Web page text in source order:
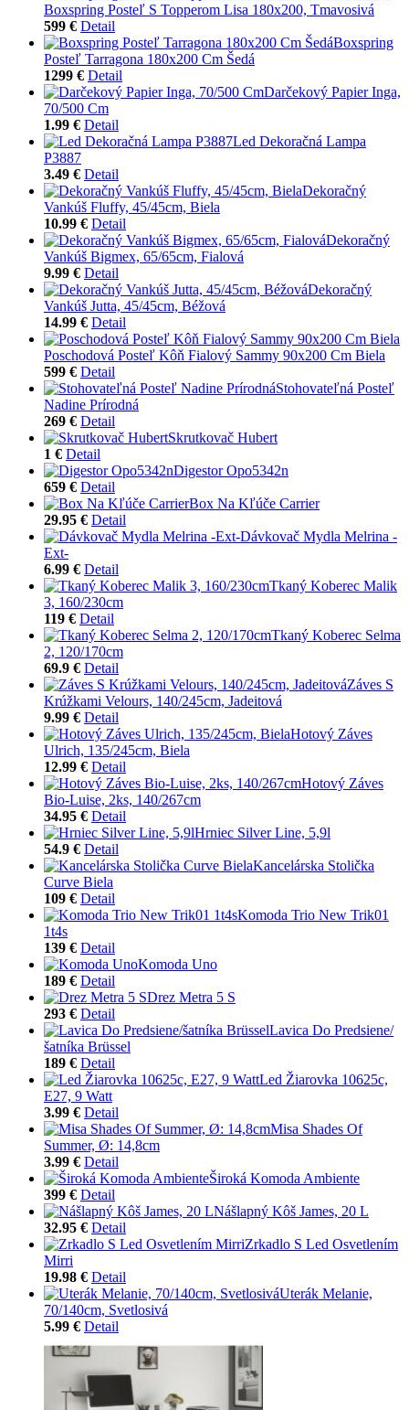
Boxspring Posteľ S Topperom Lisa 180x200, Tmavosivá
599 € Detail
Boxspring
Posteľ Tarragona 180x200 Cm Šedá
1299 € Detail
Darčekový Papier Inga,
70/500 Cm
1.99 € Detail
Led Dekoračná Lampa
P3887
3.49 € Detail
Dekoračný
Vankúš Fluffy, 45/45cm, Biela
10.99 € Detail
Dekoračný
Vankúš Bigmex, 65/65cm, Fialová
9.99 € Detail
Dekoračný
Vankúš Jutta, 45/45cm, Béžová
14.99 € Detail
Poschodová Posteľ Kôň Fialový Sammy 90x200 Cm Biela
599 € Detail
Stohovateľná Posteľ
Nadine Prírodná
269 € Detail
Skrutkovač Hubert
1 € Detail
Digestor Opo5342n
659 € Detail
Box Na Kľúče Carrier
29.95 € Detail
Dávkovač Mydla Melrina -
Ext-
6.99 € Detail
Tkaný Koberec Malik
3, 160/230cm
119 € Detail
Tkaný Koberec Selma
2, 120/170cm
69.9 € Detail
Záves S
Krúžkami Velours, 140/245cm, Jadeitová
9.99 € Detail
Hotový Záves
Ulrich, 135/245cm, Biela
12.99 € Detail
Hotový Záves
Bio-Luise, 2ks, 140/267cm
34.95 € Detail
Hrniec Silver Line, 5,9l
54.9 € Detail
Kancelárska Stolička
Curve Biela
109 € Detail
Komoda Trio New Trik01
1t4s
139 € Detail
Komoda Uno
189 € Detail
Drez Metra 5 S
293 € Detail
Lavica Do Predsiene/
šatníka Brüssel
189 € Detail
Led Žiarovka 10625c,
E27, 9 Watt
3.99 € Detail
Misa Shades Of
Summer, Ø: 14,8cm
3.99 € Detail
Široká Komoda Ambiente
399 € Detail
Nášlapný Kôš James, 20 L
32.95 € Detail
Zrkadlo S Led Osvetlením
Mirri
19.98 € Detail
Uterák Melanie,
70/140cm, Svetlosivá
5.99 € Detail